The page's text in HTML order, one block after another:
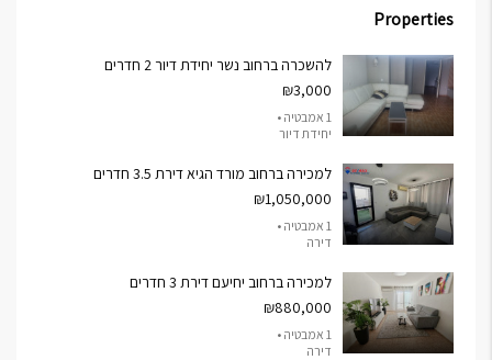
Properties
להשכרה ברחוב נשר יחידת דיור 2 חדרים
₪3,000
1 אמבטיה •
יחידת דיור
למכירה ברחוב מורד הגיא דירת 3.5 חדרים
₪1,050,000
1 אמבטיה •
דירה
למכירה ברחוב יחיעם דירת 3 חדרים
₪880,000
1 אמבטיה •
דירה